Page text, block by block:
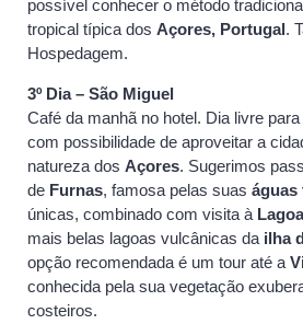
possível conhecer o método
tropical típica dos Açores, Portugal.
Hospedagem.
3º Dia – São Miguel
Café da manhã no hotel. Dia livre
com possibilidade de aproveitar a
natureza dos Açores. Sugerimos
de Furnas, famosa pelas suas águas
únicas, combinado com visita à
mais belas lagoas vulcânicas da ilha
opção recomendada é um tour até a
conhecida pela sua vegetação
costeiros.